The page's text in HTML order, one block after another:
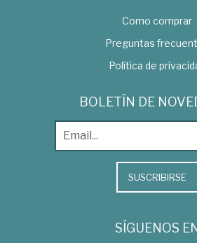
Como comprar
Preguntas
Política de
BOLETÍN DE
SUSCRIBIRSE
SÍGUENOS EN